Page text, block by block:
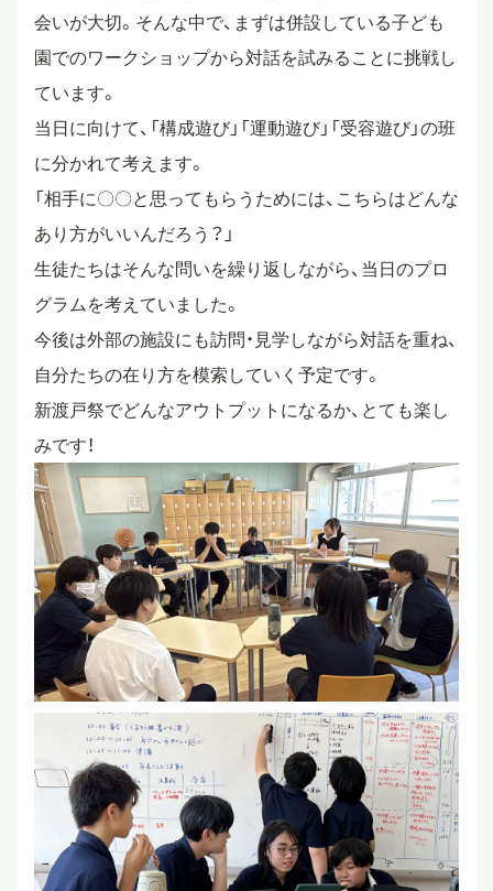
会いが大切。そんな中で、まずは併設している子ども
園でのワークショップから対話を試みることに挑戦し
ています。
当日に向けて、「構成遊び」「運動遊び」「受容遊び」の班
に分かれて考えます。
「相手に〇〇と思ってもらうためには、こちらはどんな
あり方がいいんだろう？」
生徒たちはそんな問いを繰り返しながら、当日のプロ
グラムを考えていました。
今後は外部の施設にも訪問・見学しながら対話を重ね、
自分たちの在り方を模索していく予定です。
新渡戸祭でどんなアウトプットになるか、とても楽し
みです！